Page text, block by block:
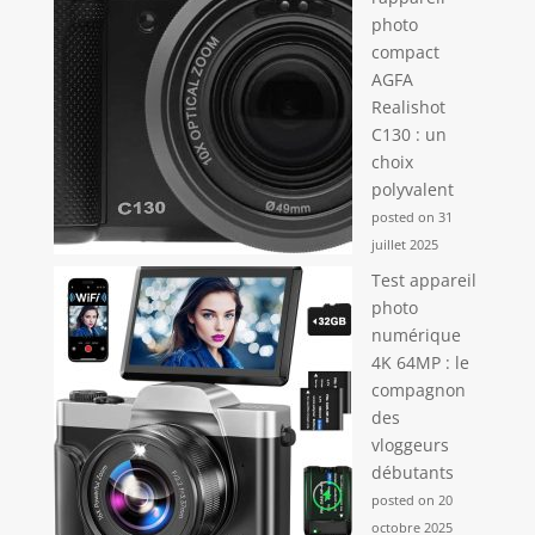
est le cadeau idéal
pour Noël, le
Nouvel An, les
vacances, les
anniversaires et
autres occasions
spéciales pour les
garçons et les filles
âgés de 3 à 12 ans.
photo
compact
AGFA
Realishot
C130 : un
choix
polyvalent
posted on 31
juillet 2025
Test appareil
photo
numérique
4K 64MP : le
compagnon
des
vloggeurs
débutants
posted on 20
octobre 2025